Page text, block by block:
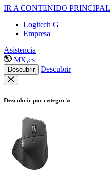
IR A CONTENIDO PRINCIPAL
Logitech G
Empresa
Asistencia
MX,es
Descubrir Descubrir
Descubrir por categoría